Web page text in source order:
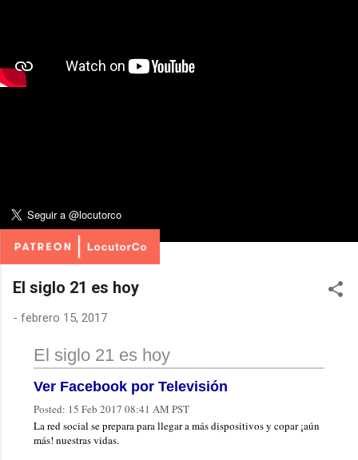
El siglo 21 es hoy
- febrero 15, 2017
El siglo 21 es hoy
Ver Facebook por Televisión
Posted: 15 Feb 2017 08:41 AM PST
La red social se prepara para llegar a más dispositivos y copar ¡aún
más! nuestras vidas.